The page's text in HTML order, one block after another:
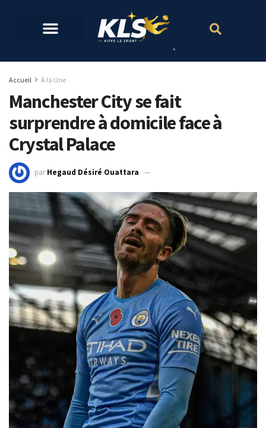
Accueil À la Une
Manchester City se fait
surprendre à domicile face à
Crystal Palace
par Hegaud Désiré Ouattara